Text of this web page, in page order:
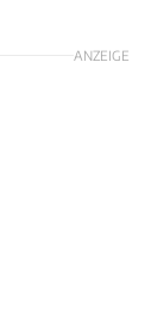
ANZEIGE